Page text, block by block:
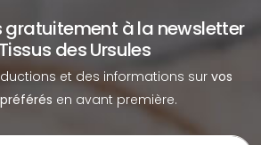
gratuitement à la newsletter
des Ursules
et des informations sur vos
en avant première.